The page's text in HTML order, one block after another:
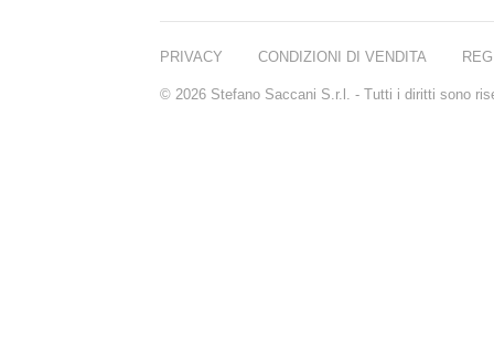
PRIVACY CONDIZIONI DI VENDITA
© 2026 Stefano Saccani S.r.l. - Tutti i diritti sono